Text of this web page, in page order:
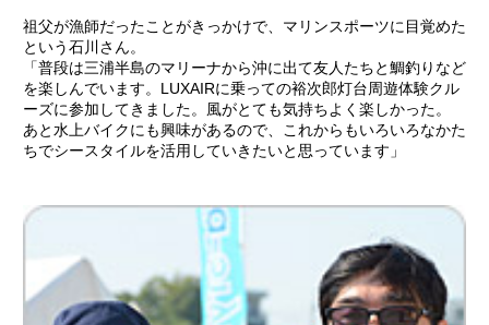
祖父が漁師だったことがきっかけで、マリンスポーツに目覚めた
という石川さん。
「普段は三浦半島のマリーナから沖に出て友人たちと鯛釣りなど
を楽しんでいます。LUXAIRに乗っての裕次郎灯台周遊体験クル
ーズに参加してきました。風がとても気持ちよく楽しかった。
あと水上バイクにも興味があるので、これからもいろいろなかた
ちでシースタイルを活用していきたいと思っています」